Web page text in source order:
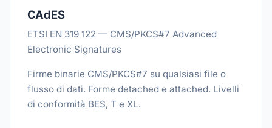
CAdES
ETSI EN 319 122 — CMS/PKCS#7 Advanced
Electronic Signatures
Firme binarie CMS/PKCS#7 su qualsiasi file o
flusso di dati. Forme detached e attached. Livelli
di conformità BES, T e XL.